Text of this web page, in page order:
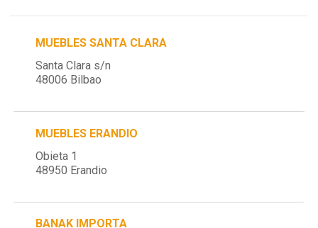
MUEBLES SANTA CLARA
Santa Clara s/n
48006 Bilbao
MUEBLES ERANDIO
Obieta 1
48950 Erandio
BANAK IMPORTA